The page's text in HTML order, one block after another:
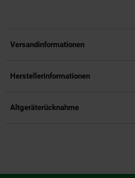
Versandinformationen
Herstellerinformationen
Altgeräterücknahme